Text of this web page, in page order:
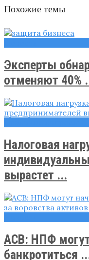
Похожие темы
Эксперты
отменяют 40%
Налоговая
вырастет ...
АСВ: НПФ
банкротиться